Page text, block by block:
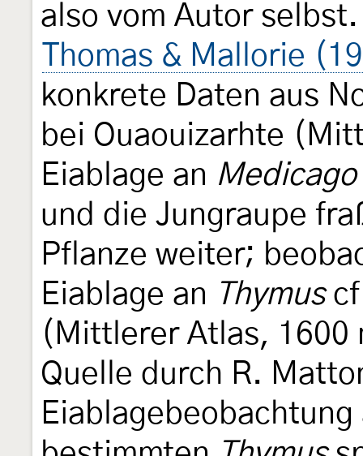
also vom Autor
Thomas & Mallorie
konkrete Daten aus
bei Ouaouizarhte
Eiablage an Medicago
und die Jungraupe
Pflanze weiter;
Eiablage an Thymus
(Mittlerer Atlas, 1600
Quelle durch R.